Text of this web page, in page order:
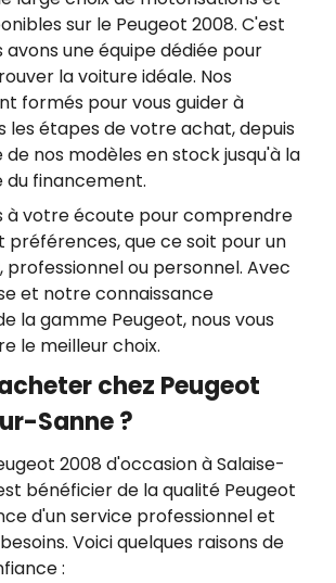
sur le Peugeot 2008. C'est
avons une équipe dédiée pour
la voiture idéale. Nos
formés pour vous guider à
les étapes de votre achat, depuis
nos modèles en stock jusqu'à la
du financement.
à votre écoute pour comprendre
préférences, que ce soit pour un
professionnel ou personnel. Avec
et notre connaissance
la gamme Peugeot, nous vous
le meilleur choix.
chez Peugeot
Sanne ?
2008 d'occasion à Salaise-
bénéficier de la qualité Peugeot
d'un service professionnel et
Voici quelques raisons de
: